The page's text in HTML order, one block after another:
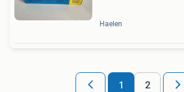
Haelen
1 2